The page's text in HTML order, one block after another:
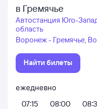
в Гремячье
Автостанция Юго-
область
Воронеж - Гремячье,
Найти билеты
ежедневно
07:15
08:00